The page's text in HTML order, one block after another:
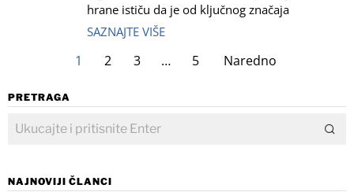
hrane ističu da je od ključnog značaja
SAZNAJTE VIŠE
1 2 3 … 5 Naredno
PRETRAGA
NAJNOVIJI ČLANCI